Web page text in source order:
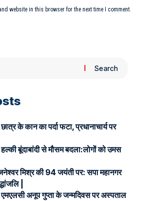
website in this browser for the next time I comment.
Search
के कान का पर्दा फटा, प्रधानाचार्य पर
बूंदाबांदी से मौसम बदला:लोगों को उमस
मिश्र की 94 जयंती पर: सपा महानगर
|
अनूप गुप्ता के जन्मदिवस पर अस्पताल